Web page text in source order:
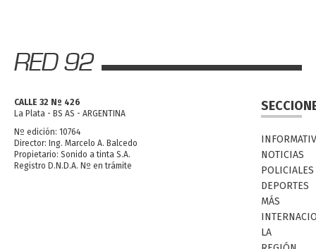
CALLE 32 Nº 426
La Plata - BS AS - ARGENTINA
Nº edición: 10764
Director: Ing. Marcelo A. Balcedo
Propietario: Sonido a tinta S.A.
Registro D.N.D.A. Nº en trámite
NOTICIAS
POLICIALES
DEPORTES
MÁS
LA